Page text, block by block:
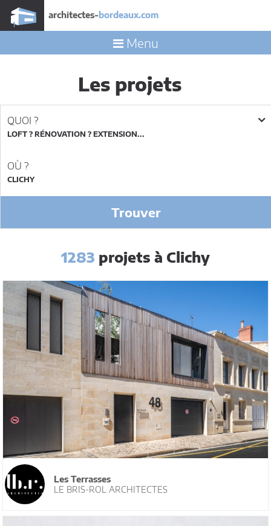
architectes- bordeaux.com
Menu
Les projets
QUOI ?
LOFT ? RÉNOVATION ? EXTENSION...
OÙ ?
Trouver
1283 projets à Clichy
Les Terrasses
LE BRIS-ROL ARCHITECTES